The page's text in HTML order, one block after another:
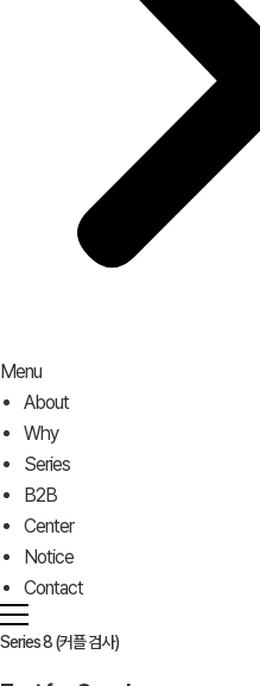
Menu
About
Why
Series
B2B
Center
Notice
Contact
Series 8 (커플 검사)